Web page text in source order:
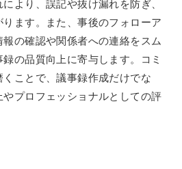
より、誤記や抜け漏れを防ぎ、
ます。また、事後のフォローア
の確認や関係者への連絡をスム
の品質向上に寄与します。コミ
くことで、議事録作成だけでな
やプロフェッショナルとしての評